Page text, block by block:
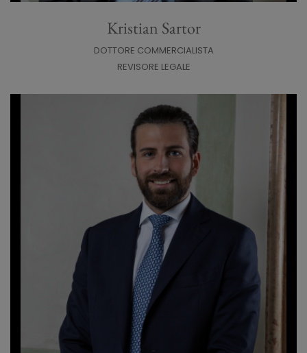
Kristian Sartor
DOTTORE COMMERCIALISTA
REVISORE LEGALE